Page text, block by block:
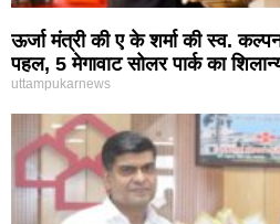
ऊर्जा मंत्री की ए के शर्मा की स्व.
पहल, 5 मेगावाट सोलर पार्क का
uttampukarnews